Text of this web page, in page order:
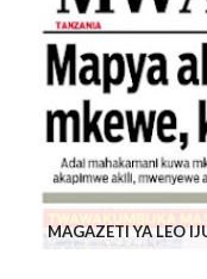
MAGAZETI YA LEO